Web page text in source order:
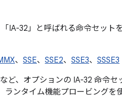
IA-32」と呼ばれる命令セット
、 SSE、 SSE2、 SSE3、 SSSE3
ど、オプションの IA-32 命令
ンタイム機能プロービングを